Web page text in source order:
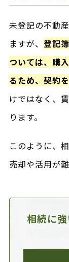
未登記の不動
ますが、 登記
ついては、購
るため、契約
けではなく、
ります。
このように、
売却や活用が
相続に